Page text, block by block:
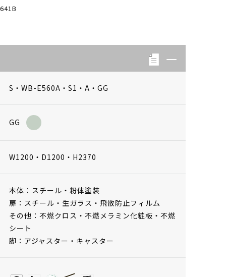
S・WB-E560A・S1・A・GG
GG
W1200・D1200・H2370
本体：スチール・粉体塗装
扉：スチール・生ガラス・飛散防止フィルム
その他：不燃クロス・不燃メラミン化粧板・不燃
シート
脚：アジャスター・キャスター